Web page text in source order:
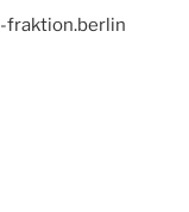
fraktion.berlin